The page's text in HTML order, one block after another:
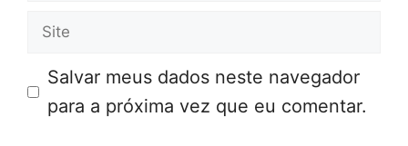
Site
Salvar meus dados neste navegador
para a próxima vez que eu comentar.